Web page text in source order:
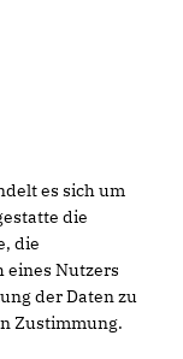
es sich um
die
die
eines Nutzers
der Daten zu
Zustimmung.